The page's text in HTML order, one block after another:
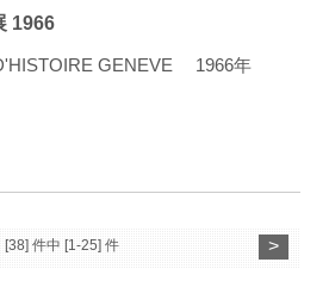
1966
GENEVE 1966年
[38] 件中 [1-25] 件 >